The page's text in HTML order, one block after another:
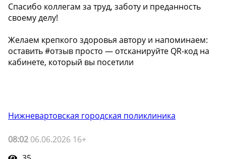
Спасибо коллегам за труд, заботу и преданность
своему делу! ️
Желаем крепкого здоровья автору и напоминаем:
оставить #отзыв просто — отсканируйте QR-код на
кабинете, который вы посетили
Нижневартовская городская поликлиника
08:02 06.06.2026 16+